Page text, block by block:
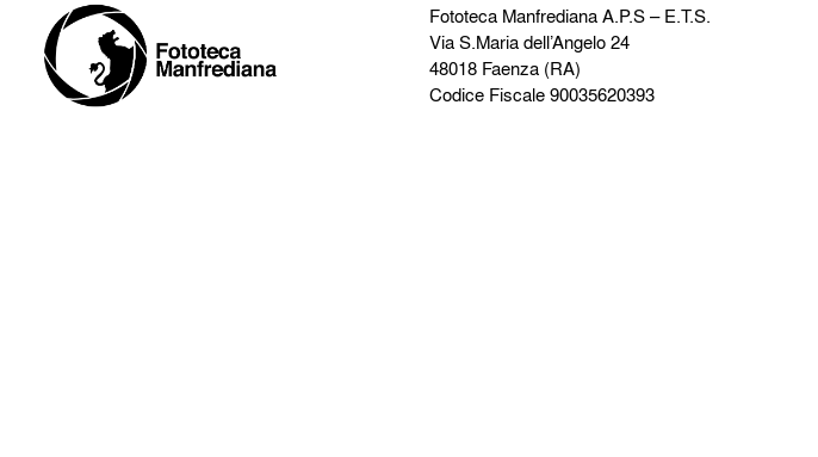
Fototeca ManfredianaA.P.S – E.T.S.
Via S.Maria dell’Angelo 24
48018 Faenza (RA)
Codice Fiscale 90035620393